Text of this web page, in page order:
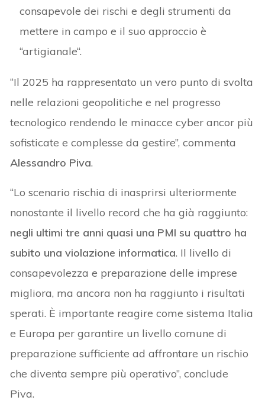
consapevole dei rischi e degli strumenti da
mettere in campo e il suo approccio è
“artigianale“.
“Il 2025 ha rappresentato un vero punto di svolta
nelle relazioni geopolitiche e nel progresso
tecnologico rendendo le minacce cyber ancor più
sofisticate e complesse da gestire”, commenta
Alessandro Piva.
“Lo scenario rischia di inasprirsi ulteriormente
nonostante il livello record che ha già raggiunto:
negli ultimi tre anni quasi una PMI su quattro ha
subito una violazione informatica. Il livello di
consapevolezza e preparazione delle imprese
migliora, ma ancora non ha raggiunto i risultati
sperati. È importante reagire come sistema Italia
e Europa per garantire un livello comune di
preparazione sufficiente ad affrontare un rischio
che diventa sempre più operativo”, conclude
Piva.